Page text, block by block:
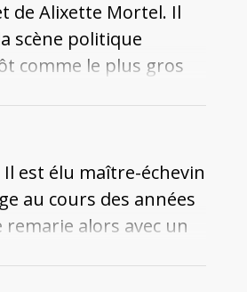
de Alixette Mortel. Il
scène politique
comme le plus gros
Associé avec les
Dun, il tient le ban de
que celui-ci
dans l'église
Il est élu maître-échevin
au cours des années
remarie alors avec un